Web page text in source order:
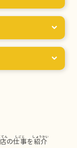
の仕事を紹介